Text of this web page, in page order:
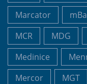
Marcator
MCR
MDG
Medinice
Mercor
MGT